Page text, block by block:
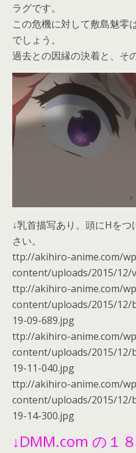
ラグです。
この危機に対して敷島魅零
でしょう。
過去との因縁の決着と、そ
↓乳首描写あり。頭にHを
さい。
ttp://akihiro-anime.com/
content/uploads/2015/12/
ttp://akihiro-anime.com/
content/uploads/2015/12/
19-09-689.jpg
ttp://akihiro-anime.com/
content/uploads/2015/12/
19-11-040.jpg
ttp://akihiro-anime.com/
content/uploads/2015/12/
19-14-300.jpg
↓DMM.com の１